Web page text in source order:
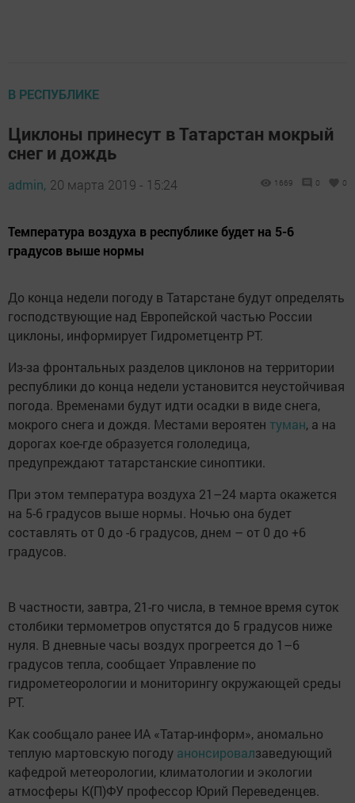
В РЕСПУБЛИКЕ
Циклоны принесут в Татарстан мокрый
снег и дождь
admin, 20 марта 2019 - 15:24 1669 0 0
Температура воздуха в республике будет на 5-6
градусов выше нормы
До конца недели погоду в Татарстане будут определять
господствующие над Европейской частью России
циклоны, информирует Гидрометцентр РТ.
Из-за фронтальных разделов циклонов на территории
республики до конца недели установится неустойчивая
погода. Временами будут идти осадки в виде снега,
мокрого снега и дождя. Местами вероятен туман, а на
дорогах кое-где образуется гололедица,
предупреждают татарстанские синоптики.
При этом температура воздуха 21–24 марта окажется
на 5-6 градусов выше нормы. Ночью она будет
составлять от 0 до -6 градусов, днем – от 0 до +6
градусов.
В частности, завтра, 21-го числа, в темное время суток
столбики термометров опустятся до 5 градусов ниже
нуля. В дневные часы воздух прогреется до 1–6
градусов тепла, сообщает Управление по
гидрометеорологии и мониторингу окружающей среды
РТ.
Как сообщало ранее ИА «Татар-информ», аномально
теплую мартовскую погоду анонсировалзаведующий
кафедрой метеорологии, климатологии и экологии
атмосферы К(П)ФУ профессор Юрий Переведенцев.